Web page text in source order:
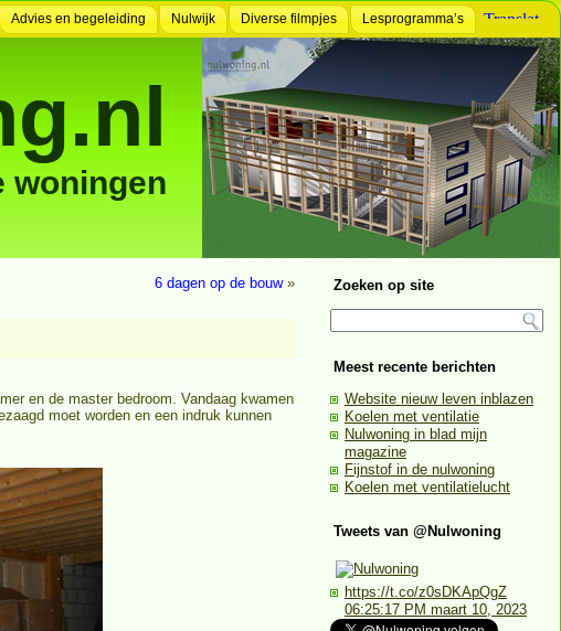
Advies en begeleiding Nulwijk Diverse filmpjes Lesprogramma’s
woningen
6 dagen op de bouw»
en de master bedroom. Vandaag kwamen
moet worden en een indruk kunnen
Zoeken op site
Meest recente berichten
Website nieuw leven inblazen
Koelen met ventilatie
Nulwoning in blad mijn
magazine
Fijnstof in de nulwoning
Koelen met ventilatielucht
Tweets van @Nulwoning
https://t.co/z0sDKApQgZ
06:25:17 PM maart 10, 2023